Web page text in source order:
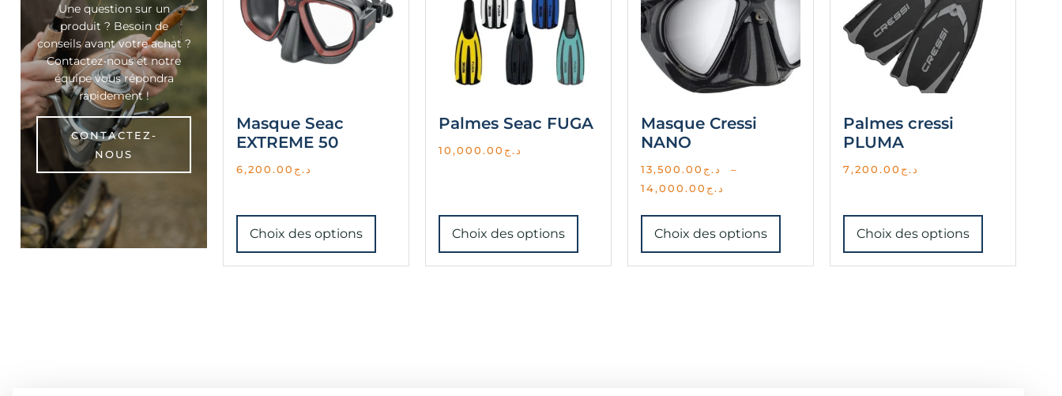
Une question sur un
produit ? Besoin de
conseils avant votre achat ?
Contactez-nous et notre
équipe vous répondra
rapidement !
CONTACTEZ-
NOUS
Masque Seac
EXTREME 50
د.ج 6,200.00
Choix des options
Palmes Seac FUGA
د.ج 10,000.00
Choix des options
Masque Cressi
NANO
د.ج 13,500.00
–
د.ج 14,000.00
Choix des options
Palmes cressi
PLUMA
د.ج 7,200.00
Choix des options